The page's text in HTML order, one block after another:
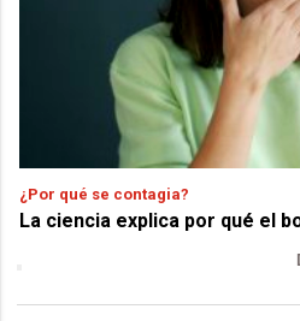
¿Por qué se contagia?
La ciencia explica por qué el